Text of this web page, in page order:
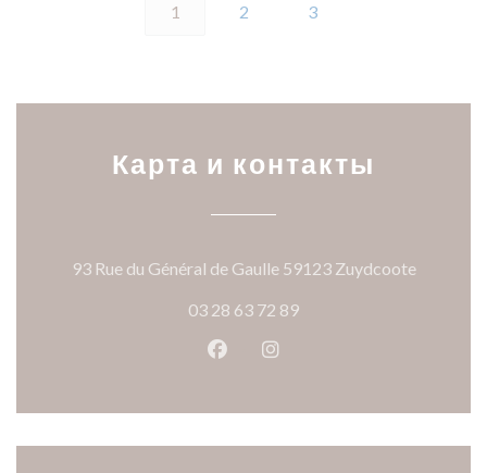
1 2 3
Карта и контакты
93 Rue du Général de Gaulle 59123 Zuydcoote
03 28 63 72 89
Facebook ((открывается в
Instagram